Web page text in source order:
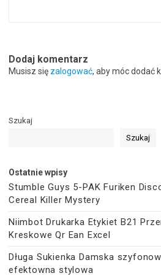
Dodaj komentarz
Musisz się zalogować, aby móc dodać
Szukaj
Szukaj
Ostatnie wpisy
Stumble Guys 5-PAK Furiken
Cereal Killer Mystery
Niimbot Drukarka Etykiet B21
Kreskowe Qr Ean Excel
Długa Sukienka Damska
efektowna stylowa